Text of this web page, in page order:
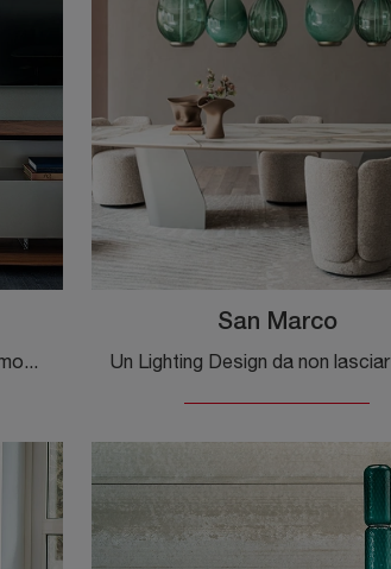
Ecco la luce che fa al caso tuo! Il modello Wanted da tavolo è una delle nostre lampade da tavolo di Cattelan Italia.
San Marco